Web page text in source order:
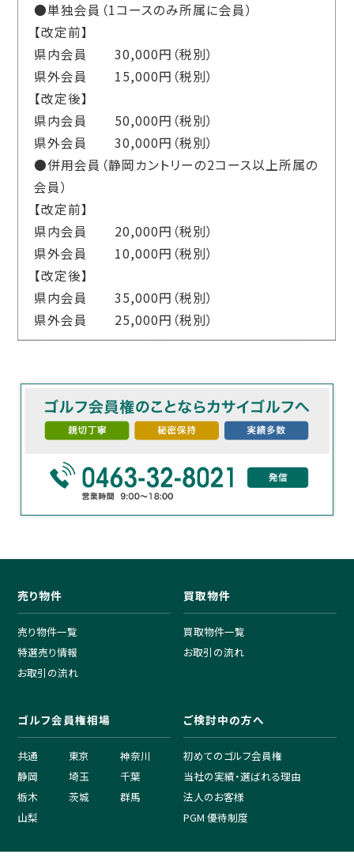
●単独会員（1コースのみ所属に会員）
【改定前】
県内会員 30,000円（税別）
県外会員 15,000円（税別）
【改定後】
県内会員 50,000円（税別）
県外会員 30,000円（税別）
●併用会員（静岡カントリーの2コース以上所属の
会員）
【改定前】
県内会員 20,000円（税別）
県外会員 10,000円（税別）
【改定後】
県内会員 35,000円（税別）
県外会員 25,000円（税別）
売り物件
売り物件一覧
特選売り情報
お取引の流れ
買取物件
買取物件一覧
お取引の流れ
ゴルフ会員権相場
共通 東京
神奈川
静岡
埼玉
千葉
栃木
茨城
群馬
山梨
ご検討中の方へ
初めてのゴルフ会員権
当社の実績・選ばれる理由
法人のお客様
PGM 優待制度